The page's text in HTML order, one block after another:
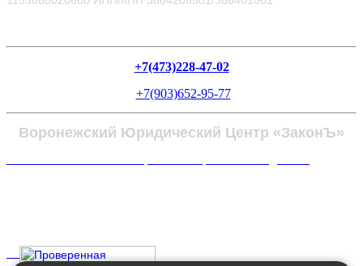
+7(473)228-47-02
+7(903)652-95-77
Воронежский Юридический Центр «ЗаконЪ»